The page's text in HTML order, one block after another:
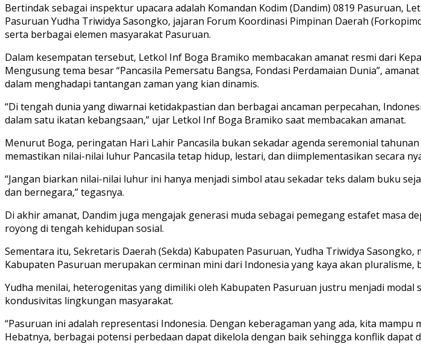
Bertindak sebagai inspektur upacara adalah Komandan Kodim (Dandim) 0819 Pasuruan,
Pasuruan Yudha Triwidya Sasongko, jajaran Forum Koordinasi Pimpinan Daerah
serta berbagai elemen masyarakat Pasuruan.
Dalam kesempatan tersebut, Letkol Inf Boga Bramiko membacakan amanat resmi dari
Mengusung tema besar “Pancasila Pemersatu Bangsa, Fondasi Perdamaian Dunia”,
dalam menghadapi tantangan zaman yang kian dinamis.
“Di tengah dunia yang diwarnai ketidakpastian dan berbagai ancaman perpecahan,
dalam satu ikatan kebangsaan,” ujar Letkol Inf Boga Bramiko saat membacakan amanat.
Menurut Boga, peringatan Hari Lahir Pancasila bukan sekadar agenda seremonial
memastikan nilai-nilai luhur Pancasila tetap hidup, lestari, dan diimplementasikan secara
“Jangan biarkan nilai-nilai luhur ini hanya menjadi simbol atau sekadar teks dalam buku
dan bernegara,” tegasnya.
Di akhir amanat, Dandim juga mengajak generasi muda sebagai pemegang estafet masa
royong di tengah kehidupan sosial.
Sementara itu, Sekretaris Daerah (Sekda) Kabupaten Pasuruan, Yudha Triwidya
Kabupaten Pasuruan merupakan cerminan mini dari Indonesia yang kaya akan
Yudha menilai, heterogenitas yang dimiliki oleh Kabupaten Pasuruan justru menjadi
kondusivitas lingkungan masyarakat.
“Pasuruan ini adalah representasi Indonesia. Dengan keberagaman yang ada, kita
Hebatnya, berbagai potensi perbedaan dapat dikelola dengan baik sehingga konflik dapat